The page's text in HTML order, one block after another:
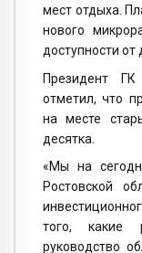
мест отдыха.
нового
доступности от
Президент ГК
отметил, что
на месте
десятка.
«Мы на
Ростовской
того, какие
руководство